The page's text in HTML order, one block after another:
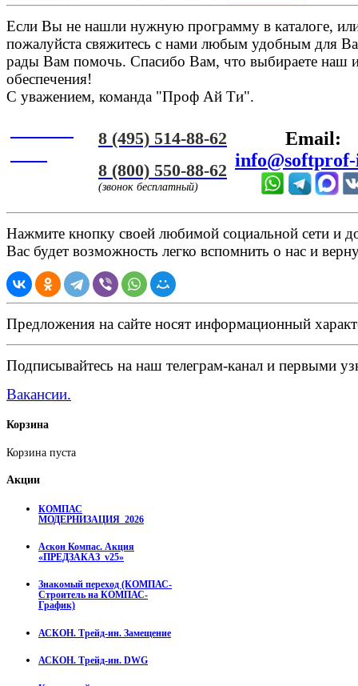
Если Вы не нашли нужную программу в каталоге,
пожалуйста свяжитесь с нами любым удобным для
рады Вам помочь. Спасибо Вам, что выбираете наш
обеспечения!
С уважением, команда "Проф Ай Ти".
8 (495) 514-88-62
8 (800) 550-88-62
(звонок бесплатный)
Email:
Нажмите кнопку своей любимой социальной сети и
Вас будет возможность легко вспомнить о нас и
Предложения на сайте носят информационный
Подписывайтесь на наш телеграм-канал и первыми
Вакансии.
Корзина
Корзина пуста
Акции
КОМПАС
МОДЕРНИЗАЦИЯ_2026
Аскон Компас. Акция
«ПРЕДЗАКАЗ_v25»
Знакомый переход (КОМПАС-
Строитель на КОМПАС-
График)
АСКОН. Трейд-ин. Замещение
АСКОН. Трейд-ин. DWG